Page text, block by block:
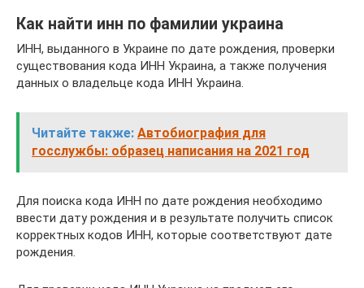
Как найти инн по фамилии украина
ИНН, выданного в Украине по дате рождения, проверки
существования кода ИНН Украина, а также получения
данных о владельце кода ИНН Украина.
Читайте также: Автобиография для
госслужбы: образец написания на 2021 год
Для поиска кода ИНН по дате рождения необходимо
ввести дату рождения и в результате получить список
корректных кодов ИНН, которые соответствуют дате
рождения.